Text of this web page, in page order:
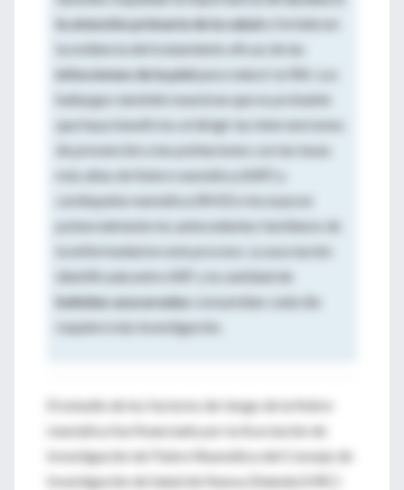
la atención primaria de la saludy fortalecen
la evidencia del tratamiento eficaz de las
infecciones de la pielpara reducir la IRA. Los
hallazgos también muestran que es probable
que haya beneficios al dirigir las intervenciones
de prevención a las poblaciones con las tasas
más altas de fiebre reumática (ARF) y
cardiopatía reumática (RHD) e incorporar
potencialmente los antecedentes familiares de
la enfermedad en este proceso. La asociación
identificada entre ARF y la cantidad de
bebidas azucaradas consumidas cada día
requiere más investigación.
El estudio de los factores de riesgo de la fiebre
reumática fue financiado por la Asociación de
Investigación de Fiebre Reumática del Consejo de
Investigación de Salud de Nueva Zelanda (HRC)